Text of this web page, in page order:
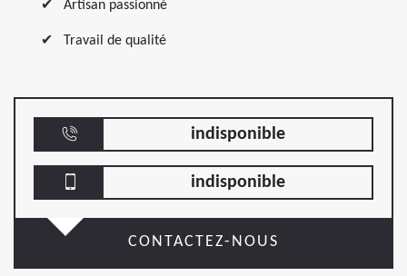
Artisan passionné
Travail de qualité
indisponible
indisponible
CONTACTEZ-NOUS